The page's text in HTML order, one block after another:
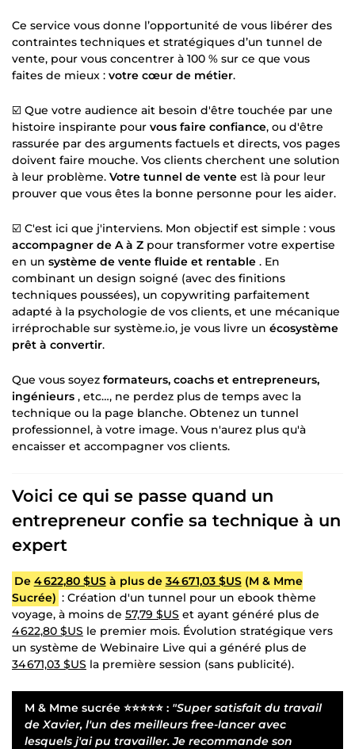
Ce service vous donne l’opportunité de vous libérer des
contraintes techniques et stratégiques d’un tunnel de
vente, pour vous concentrer à 100 % sur ce que vous
faites de mieux : votre cœur de métier.
☑️ Que votre audience ait besoin d'être touchée par une
histoire inspirante pour vous faire confiance, ou d'être
rassurée par des arguments factuels et directs, vos pages
doivent faire mouche. Vos clients cherchent une solution
à leur problème. Votre tunnel de vente est là pour leur
prouver que vous êtes la bonne personne pour les aider.
☑️ C'est ici que j'interviens. Mon objectif est simple : vous
accompagner de A à Z pour transformer votre expertise
en un système de vente fluide et rentable . En
combinant un design soigné (avec des finitions
techniques poussées), un copywriting parfaitement
adapté à la psychologie de vos clients, et une mécanique
irréprochable sur système.io, je vous livre un écosystème
prêt à convertir.
Que vous soyez formateurs, coachs et entrepreneurs,
ingénieurs , etc…, ne perdez plus de temps avec la
technique ou la page blanche. Obtenez un tunnel
professionnel, à votre image. Vous n'aurez plus qu'à
encaisser et accompagner vos clients.
Voici ce qui se passe quand un
entrepreneur confie sa technique à un
expert
De 4 622,80 $USà plus de 34 671,03 $US(M & Mme
Sucrée) : Création d'un tunnel pour un ebook thème
voyage, à moins de 57,79 $US et ayant généré plus de
4 622,80 $US le premier mois. Évolution stratégique vers
un système de Webinaire Live qui a généré plus de
34 671,03 $US la première session (sans publicité).
M & Mme sucrée ⭐⭐⭐⭐⭐ : "Super satisfait du travail
de Xavier, l'un des meilleurs free-lancer avec
lesquels j'ai pu travailler. Je recommande son